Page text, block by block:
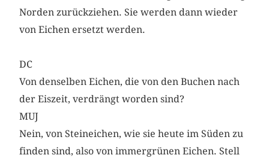
Norden zurückziehen. Sie werden dann wieder
von Eichen ersetzt werden.
DC
Von denselben Eichen, die von den Buchen nach
der Eiszeit, verdrängt worden sind?
MUJ
Nein, von Steineichen, wie sie heute im Süden zu
finden sind, also von immergrünen Eichen. Stell